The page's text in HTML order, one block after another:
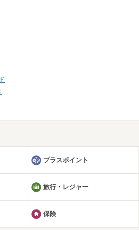
プラスポイント
旅行・レジャー
保険